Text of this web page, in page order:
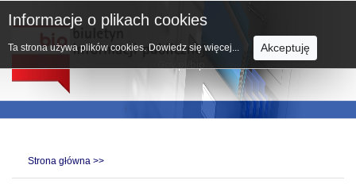
Strona główna >>
Informacje o plikach cookies
Ta strona używa plików cookies. Dowiedz się więcej... Akceptuję